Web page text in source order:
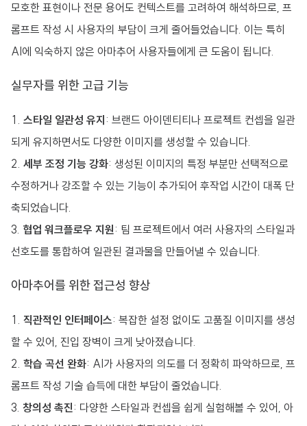
모호한 표현이나 전문 용어도 컨텍스트를 고려하여 해석하므로, 프
롬프트 작성 시 사용자의 부담이 크게 줄어들었습니다. 이는 특히
AI에 익숙하지 않은 아마추어 사용자들에게 큰 도움이 됩니다.
실무자를 위한 고급 기능
스타일 일관성 유지 : 브랜드 아이덴티티나 프로젝트 컨셉을 일관
되게 유지하면서도 다양한 이미지를 생성할 수 있습니다.
세부 조정 기능 강화: 생성된 이미지의 특정 부분만 선택적으로
수정하거나 강조할 수 있는 기능이 추가되어 후작업 시간이 대폭 단
축되었습니다.
협업 워크플로우 지원: 팀 프로젝트에서 여러 사용자의 스타일과
선호도를 통합하여 일관된 결과물을 만들어낼 수 있습니다.
아마추어를 위한 접근성 향상
직관적인 인터페이스: 복잡한 설정 없이도 고품질 이미지를 생성
할 수 있어, 진입 장벽이 크게 낮아졌습니다.
학습 곡선 완화: AI가 사용자의 의도를 더 정확히 파악하므로, 프
롬프트 작성 기술 습득에 대한 부담이 줄었습니다.
창의성 촉진: 다양한 스타일과 컨셉을 쉽게 실험해볼 수 있어, 아